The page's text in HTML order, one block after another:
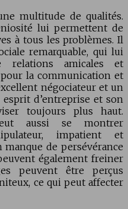
multitude de qualités.
lui permettent de
à tous les problèmes. Il
remarquable, qui lui
relations amicales et
la communication et
négociateur et un
d’entreprise et son
toujours plus haut.
aussi se montrer
impatient et
de persévérance
également freiner
peuvent être perçus
ce qui peut affecter